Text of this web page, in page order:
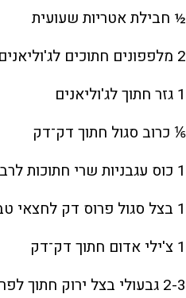
½ חבילת אטריות שעועית
2 מלפפונים חתוכים לג'וליאנים
1 גזר חתוך לג'וליאנים
⅙ כרוב סגול חתוך דק־דק
1 כוס עגבניות שרי חתוכות לרבעים
1 בצל סגול פרוס דק לחצאי טבעות
1 צ'ילי אדום חתוך דק־דק
2-3 גבעולי בצל ירוק חתוך לפרוסות של 4 ס"מ